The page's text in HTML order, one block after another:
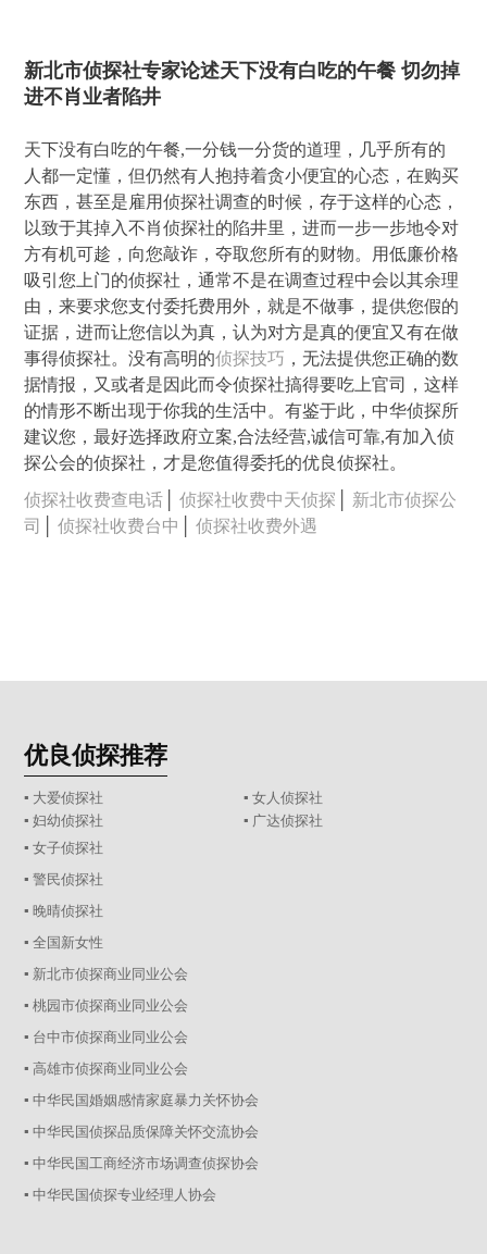
新北市侦探社专家论述天下没有白吃的午餐 切勿掉
进不肖业者陷井
天下没有白吃的午餐,一分钱一分货的道理，几乎所有的
人都一定懂，但仍然有人抱持着贪小便宜的心态，在购买
东西，甚至是雇用侦探社调查的时候，存于这样的心态，
以致于其掉入不肖侦探社的陷井里，进而一步一步地令对
方有机可趁，向您敲诈，夺取您所有的财物。用低廉价格
吸引您上门的侦探社，通常不是在调查过程中会以其余理
由，来要求您支付委托费用外，就是不做事，提供您假的
证据，进而让您信以为真，认为对方是真的便宜又有在做
事得侦探社。没有高明的侦探技巧 ，无法提供您正确的数
据情报，又或者是因此而令侦探社搞得要吃上官司，这样
的情形不断出现于你我的生活中。有鉴于此，中华侦探所
建议您，最好选择政府立案,合法经营,诚信可靠,有加入侦
探公会的侦探社，才是您值得委托的优良侦探社。
侦探社收费查电话 │侦探社收费中天侦探
新北市侦探公
司
│侦探社收费台中 │侦探社收费外遇
优良侦探推荐
▪ 大爱侦探社
▪ 女人侦探社
▪ 妇幼侦探社
▪ 广达侦探社
▪ 女子侦探社
▪ 警民侦探社
▪ 晚晴侦探社
▪ 全国新女性
▪ 新北市侦探商业同业公会
▪ 桃园市侦探商业同业公会
▪ 台中市侦探商业同业公会
▪ 高雄市侦探商业同业公会
▪ 中华民国婚姻感情家庭暴力关怀协会
▪ 中华民国侦探品质保障关怀交流协会
▪ 中华民国工商经济市场调查侦探协会
▪ 中华民国侦探专业经理人协会